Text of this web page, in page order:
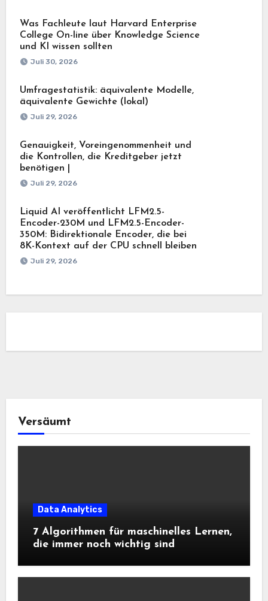
Was Fachleute laut Harvard Enterprise
College On-line über Knowledge Science
und KI wissen sollten
Juli 30, 2026
Umfragestatistik: äquivalente Modelle,
äquivalente Gewichte (lokal)
Juli 29, 2026
Genauigkeit, Voreingenommenheit und
die Kontrollen, die Kreditgeber jetzt
benötigen |
Juli 29, 2026
Liquid AI veröffentlicht LFM2.5-
Encoder-230M und LFM2.5-Encoder-
350M: Bidirektionale Encoder, die bei
8K-Kontext auf der CPU schnell bleiben
Juli 29, 2026
Versäumt
Data Analytics
7 Algorithmen für maschinelles Lernen,
die immer noch wichtig sind